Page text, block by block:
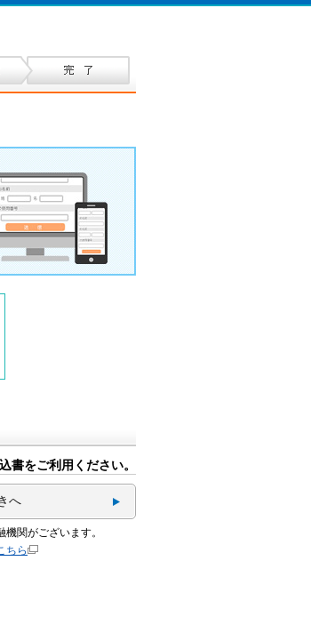
書をご利用ください。
へ
関がございます。
ちら